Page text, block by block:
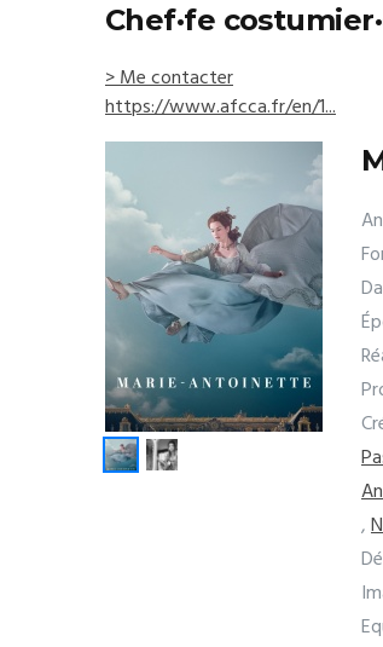
Chef·fe
> Me contacter
https://www.afcca.fr/en/1...
,